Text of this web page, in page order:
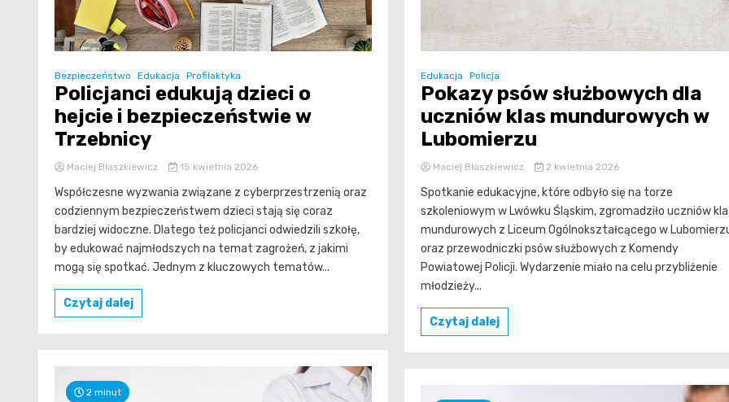
Bezpieczeństwo Edukacja Profilaktyka
Policjanci edukują dzieci o
hejcie i bezpieczeństwie w
Trzebnicy
Maciej Błaszkiewicz 15 kwietnia 2026
Współczesne wyzwania związane z cyberprzestrzenią oraz
codziennym bezpieczeństwem dzieci stają się coraz
bardziej widoczne. Dlatego też policjanci odwiedzili szkołę,
by edukować najmłodszych na temat zagrożeń, z jakimi
mogą się spotkać. Jednym z kluczowych tematów...
Czytaj dalej
2 minut
Edukacja Policja
Pokazy psów służbowych dla
uczniów klas mundurowych w
Lubomierzu
Maciej Błaszkiewicz 2 kwietnia 2026
Spotkanie edukacyjne, które odbyło się na torze
szkoleniowym w Lwówku Śląskim, zgromadziło uczniów
mundurowych z Liceum Ogólnokształcącego w
oraz przewodniczki psów służbowych z Komendy
Powiatowej Policji. Wydarzenie miało na celu przybliżenie
młodzieży...
Czytaj dalej